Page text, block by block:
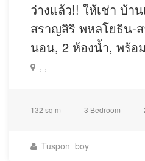
ว่างแล้ว!! ให้เช่า บ้า
สราญสิริ พหลโยธิน-
นอน, 2 ห้องน้ำ, พร้อ
, ,
132 sq m 3 Bedroom
Tuspon_boy